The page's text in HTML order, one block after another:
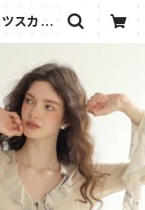
スカー